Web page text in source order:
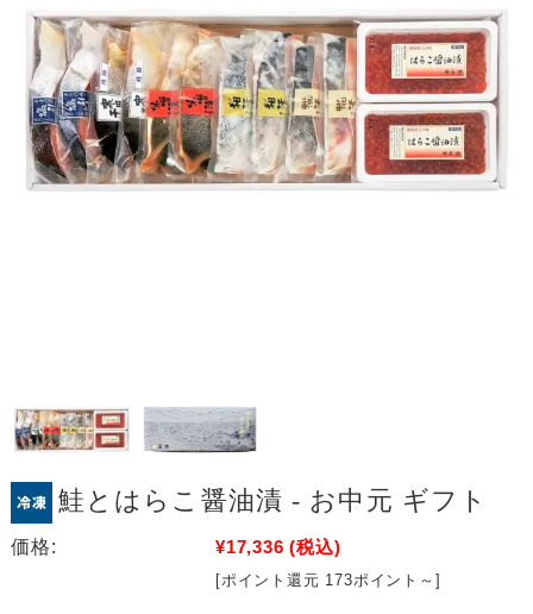
鮭とはらこ醤油漬 - お中元 ギフト
価格: ¥17,336 (税込)
[ポイント還元 173ポイント～]